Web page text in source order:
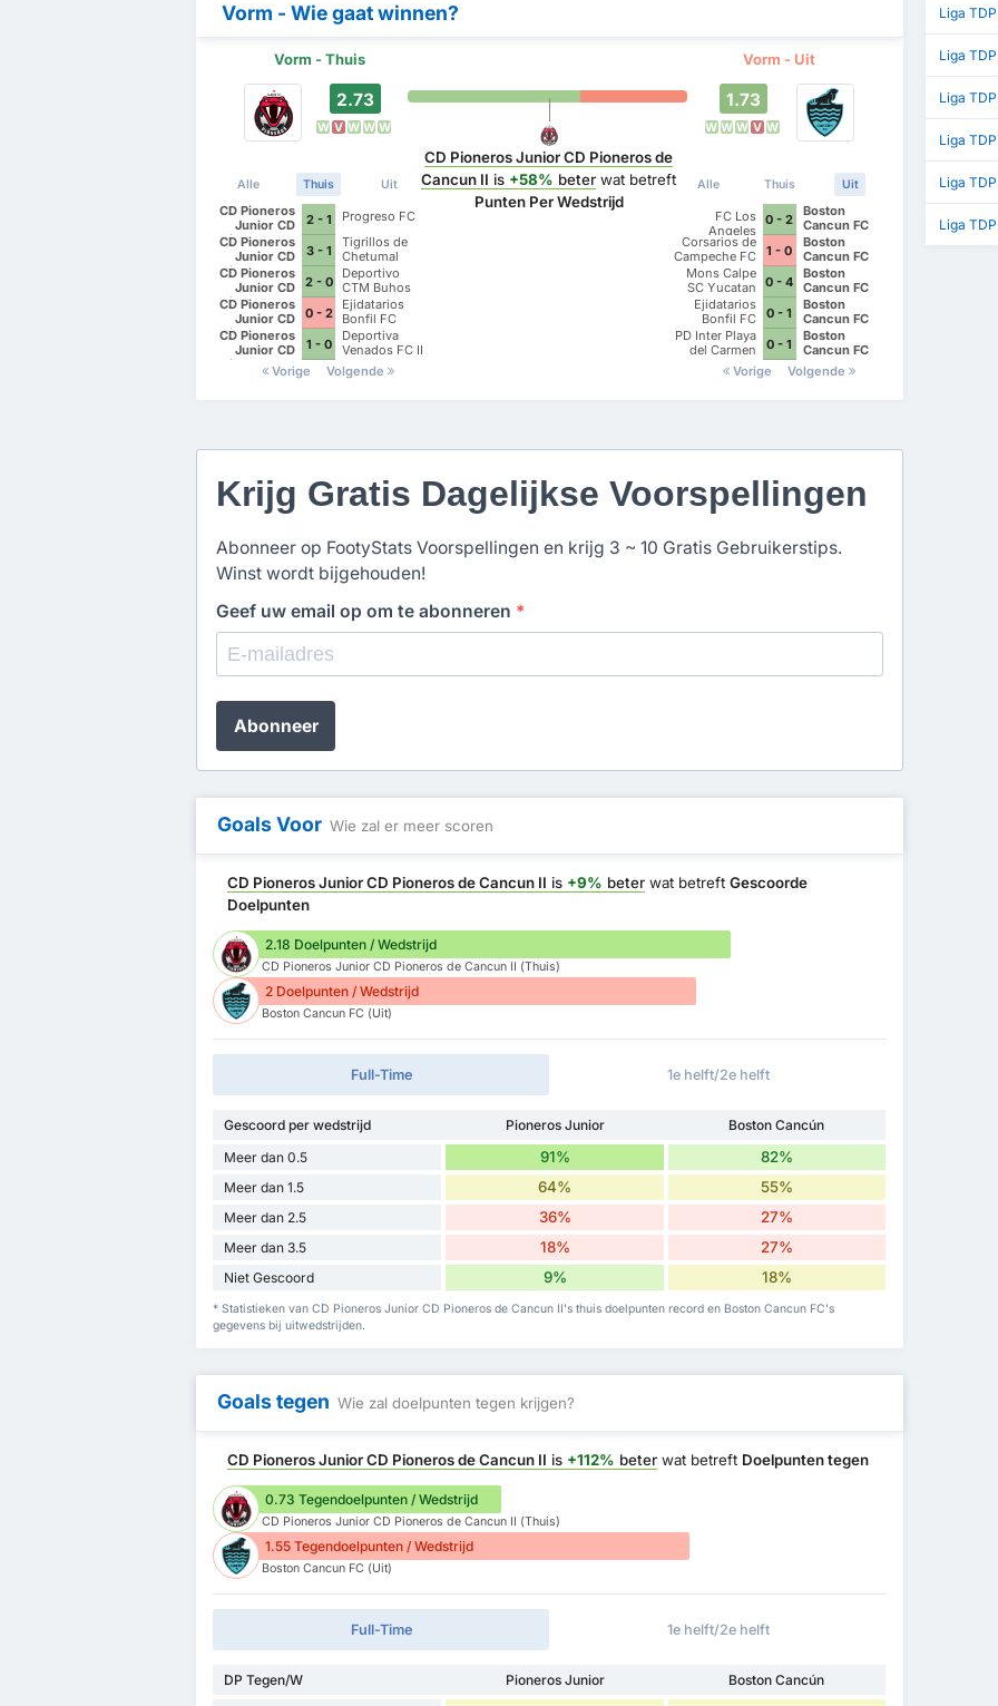
Vorm - Wie gaat winnen?
Vorm - Thuis Vorm - Uit
2.73
W V W W W
Alle Thuis Uit
CD Pioneros
Junior CD
Pioneros de
Cancun II
2 - 1
Progreso FC
CD Pioneros
Junior CD
Pioneros de
Cancun II
3 - 1
Tigrillos de
Chetumal
CD Pioneros
Junior CD
Pioneros de
Cancun II
2 - 0
Deportivo
CTM Buhos
CD Pioneros
Junior CD
Pioneros de
Cancun II
0 - 2
Ejidatarios
Bonfil FC
CD Pioneros
Junior CD
Pioneros de
Cancun II
1 - 0
Deportiva
Venados FC II
Vorige
Volgende
CD Pioneros Junior CD Pioneros de
Cancun II is +58% beter wat betreft
Punten Per Wedstrijd
1.73
W W W V W
Alle Thuis Uit
FC Los
Angeles
0 - 2
Boston
Cancun FC
Corsarios de
Campeche FC
1 - 0
Boston
Cancun FC
Mons Calpe
SC Yucatan
0 - 4
Boston
Cancun FC
Ejidatarios
Bonfil FC
0 - 1
Boston
Cancun FC
PD Inter Playa
del Carmen
AC II
0 - 1
Boston
Cancun FC
Vorige
Volgende
Krijg Gratis Dagelijkse Voorspellingen
Abonneer op FootyStats Voorspellingen en krijg 3 ~ 10 Gratis Gebruikerstips.
Winst wordt bijgehouden!
Geef uw email op om te abonneren *
Abonneer
Goals Voor Wie zal er meer scoren
CD Pioneros Junior CD Pioneros de Cancun II is +9% beter wat betreftGescoorde
Doelpunten
2.18 Doelpunten / Wedstrijd
CD Pioneros Junior CD Pioneros de Cancun II (Thuis)
2 Doelpunten / Wedstrijd
Boston Cancun FC (Uit)
Full-Time 1e helft/2e helft
Gescoord per wedstrijd Pioneros Junior
Boston Cancún
Meer dan 0.5
91% 82%
Meer dan 1.5 64% 55%
Meer dan 2.5 36% 27%
Meer dan 3.5 18% 27%
Niet Gescoord 9% 18%
* Statistieken van CD Pioneros Junior CD Pioneros de Cancun II's thuis doelpunten record en Boston Cancun FC's
gegevens bij uitwedstrijden.
Goals tegen Wie zal doelpunten tegen krijgen?
CD Pioneros Junior CD Pioneros de Cancun II is +112% beter wat betreft Doelpunten tegen
0.73 Tegendoelpunten / Wedstrijd
CD Pioneros Junior CD Pioneros de Cancun II (Thuis)
1.55 Tegendoelpunten / Wedstrijd
Boston Cancun FC (Uit)
Full-Time 1e helft/2e helft
DP Tegen/W Pioneros Junior
Boston Cancún
Liga
Liga
Liga
Liga
Liga
Liga